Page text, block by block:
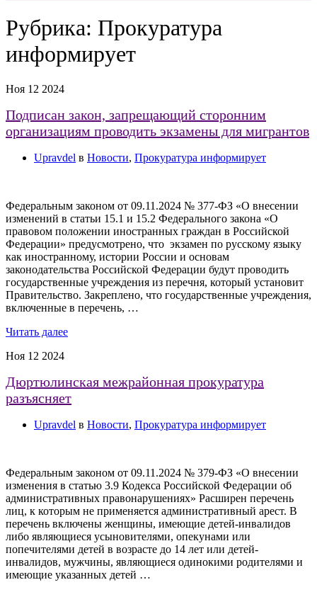
Рубрика: Прокуратура
информирует
Ноя 12 2024
Подписан закон, запрещающий сторонним
организациям проводить экзамены для мигрантов
Upravdel в Новости, Прокуратура информирует
Федеральным законом от 09.11.2024 № 377-ФЗ «О внесении
изменений в статьи 15.1 и 15.2 Федерального закона «О
правовом положении иностранных граждан в Российской
Федерации» предусмотрено, что экзамен по русскому языку
как иностранному, истории России и основам
законодательства Российской Федерации будут проводить
государственные учреждения из перечня, который установит
Правительство. Закреплено, что государственные учреждения,
включенные в перечень, …
Читать далее
Ноя 12 2024
Дюртюлинская межрайонная прокуратура
разъясняет
Upravdel в Новости, Прокуратура информирует
Федеральным законом от 09.11.2024 № 379-ФЗ «О внесении
изменения в статью 3.9 Кодекса Российской Федерации об
административных правонарушениях» Расширен перечень
лиц, к которым не применяется административный арест. В
перечень включены женщины, имеющие детей-инвалидов
либо являющиеся усыновителями, опекунами или
попечителями детей в возрасте до 14 лет или детей-
инвалидов, мужчины, являющиеся одинокими родителями и
имеющие указанных детей …